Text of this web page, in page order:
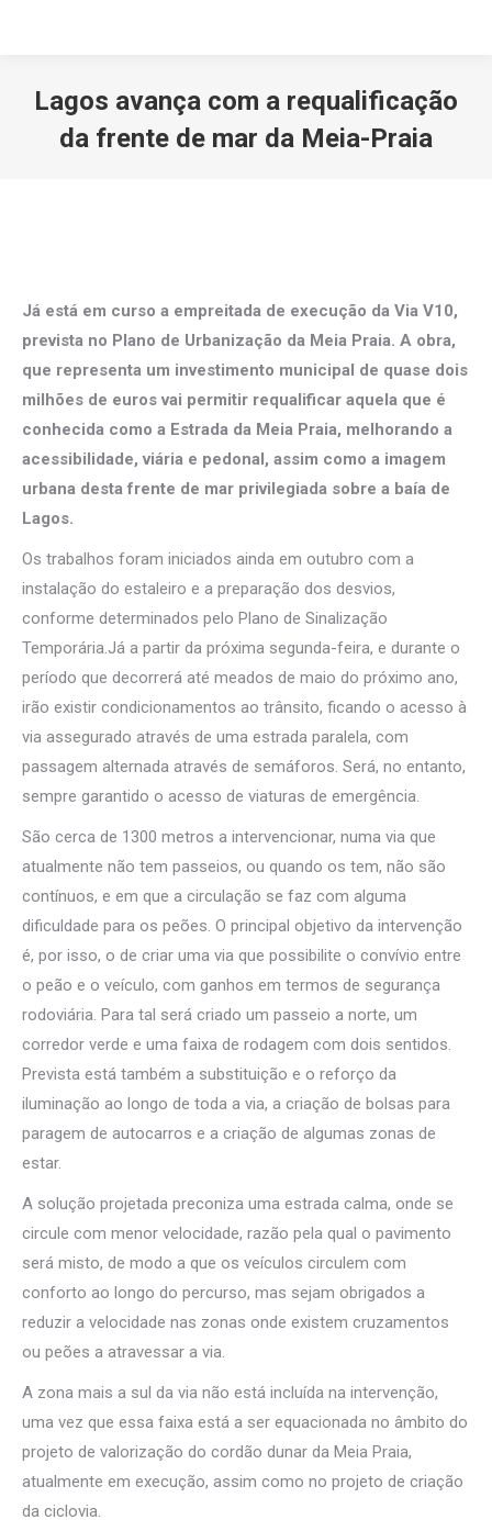
Lagos avança com a requalificação
da frente de mar da Meia-Praia
Já está em curso a empreitada de execução da Via V10,
prevista no Plano de Urbanização da Meia Praia. A obra,
que representa um investimento municipal de quase dois
milhões de euros vai permitir requalificar aquela que é
conhecida como a Estrada da Meia Praia, melhorando a
acessibilidade, viária e pedonal, assim como a imagem
urbana desta frente de mar privilegiada sobre a baía de
Lagos.
Os trabalhos foram iniciados ainda em outubro com a
instalação do estaleiro e a preparação dos desvios,
conforme determinados pelo Plano de Sinalização
Temporária.Já a partir da próxima segunda-feira, e durante o
período que decorrerá até meados de maio do próximo ano,
irão existir condicionamentos ao trânsito, ficando o acesso à
via assegurado através de uma estrada paralela, com
passagem alternada através de semáforos. Será, no entanto,
sempre garantido o acesso de viaturas de emergência.
São cerca de 1300 metros a intervencionar, numa via que
atualmente não tem passeios, ou quando os tem, não são
contínuos, e em que a circulação se faz com alguma
dificuldade para os peões. O principal objetivo da intervenção
é, por isso, o de criar uma via que possibilite o convívio entre
o peão e o veículo, com ganhos em termos de segurança
rodoviária. Para tal será criado um passeio a norte, um
corredor verde e uma faixa de rodagem com dois sentidos.
Prevista está também a substituição e o reforço da
iluminação ao longo de toda a via, a criação de bolsas para
paragem de autocarros e a criação de algumas zonas de
estar.
A solução projetada preconiza uma estrada calma, onde se
circule com menor velocidade, razão pela qual o pavimento
será misto, de modo a que os veículos circulem com
conforto ao longo do percurso, mas sejam obrigados a
reduzir a velocidade nas zonas onde existem cruzamentos
ou peões a atravessar a via.
A zona mais a sul da via não está incluída na intervenção,
uma vez que essa faixa está a ser equacionada no âmbito do
projeto de valorização do cordão dunar da Meia Praia,
atualmente em execução, assim como no projeto de criação
da ciclovia.